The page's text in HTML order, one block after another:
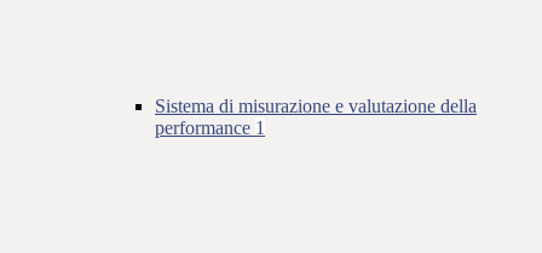
Sistema di misurazione e valutazione della
performance 1